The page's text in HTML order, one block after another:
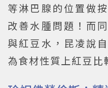
等淋巴腺的位置做
改善水腫問題！而
與紅豆水，昆凌說
為食材性質上紅豆比